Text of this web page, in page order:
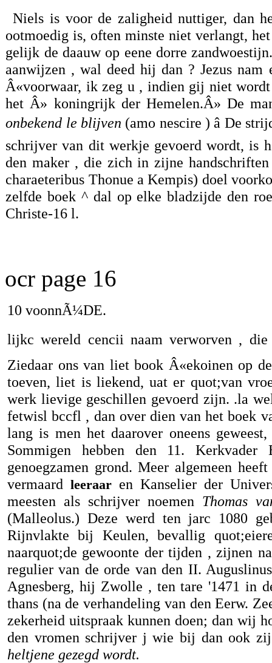
Niels is voor de zaligheid nuttiger, dan
ootmoedig is, often minste niet verlangt,
gelijk de daauw op eene dorre
aanwijzen , wal deed hij dan ? Jezus
Â«voorwaar, ik zeg u , indien gij niet
het Â» koningrijk der Hemelen.Â» De
onbekend le blijven (amo nescire ) â De
schrijver van dit werkje gevoerd wordt, is
den maker , die zich in zijne
charaeteribus Thonue a Kempis) doel
zelfde boek ^ dal op elke bladzijde den
Christe-16 l.
ocr page 16
10 voonnÃ¼DE.
lijkc wereld cencii naam verworven , die
Ziedaar ons van liet book Â«ekoinen op
toeven, liet is liekend, uat er quot;van
werk lievige geschillen gevoerd zijn. .la
fetwisl bccfl , dan over dien van het boek
lang is men het daarover oneens
Sommigen hebben den 11.
genoegzamen grond. Meer algemeen
vermaard leeraar en Kanselier der
meesten als schrijver noemen Thomas
(Malleolus.) Deze werd ten jarc 1080
Rijnvlakte bij Keulen, bevallig
naarquot;de gewoonte der tijden , zijnen
regulier van de orde van den II.
Agnesberg, hij Zwolle , ten tare '1471 in
thans (na de verhandeling van den Eerw.
zekerheid uitspraak kunnen doen; dan wij
den vromen schrijver j wie bij dan ook
heltjene gezegd wordt.